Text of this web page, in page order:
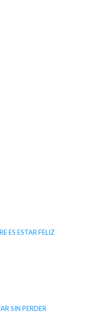
ES ESTAR FELIZ
SIN PERDER